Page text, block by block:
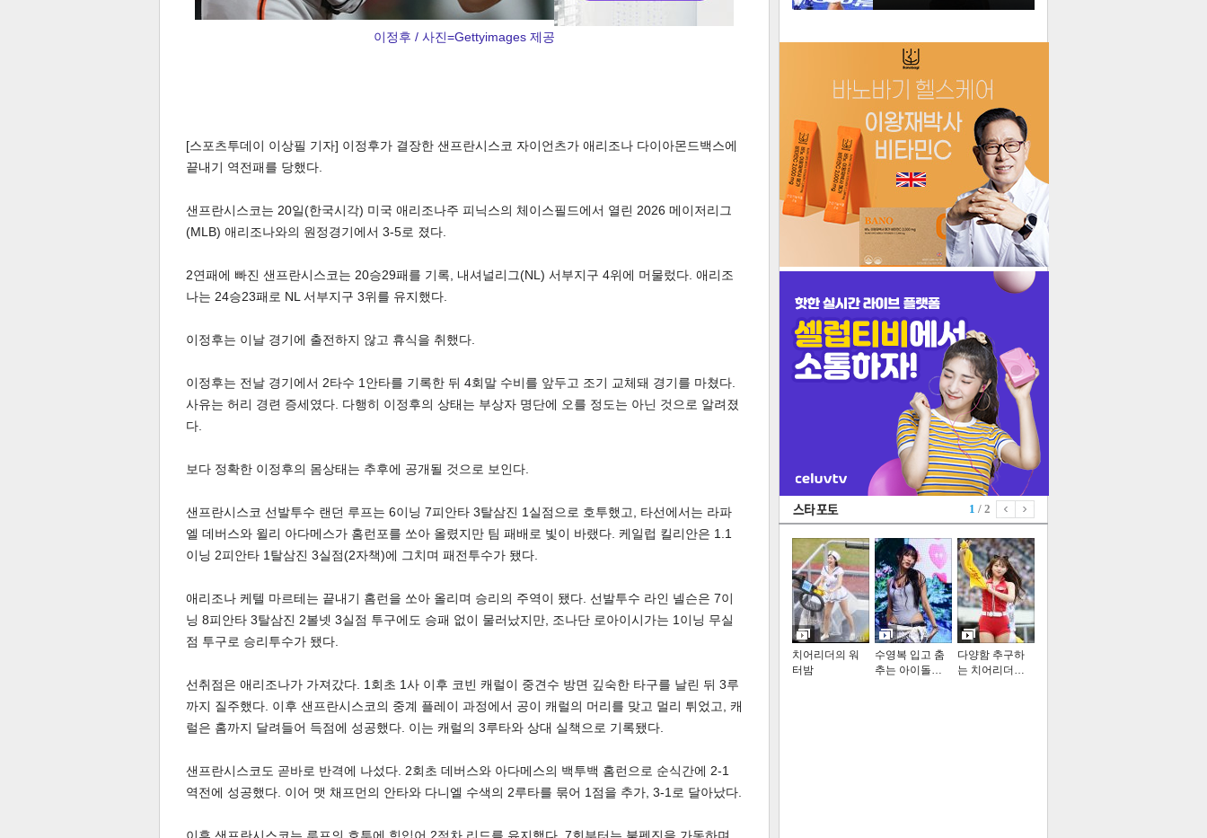
페이 트위 밴드 네이
댓글 url 복
이정후 / 사진=Gettyimages 제공
[스포츠투데이 이상필 기자] 이정후가 결장한 샌프란시스코 자이언츠가 애리조나 다이아몬드백스에
끝내기 역전패를 당했다.
샌프란시스코는 20일(한국시각) 미국 애리조나주 피닉스의 체이스필드에서 열린 2026 메이저리그
(MLB) 애리조나와의 원정경기에서 3-5로 졌다.
2연패에 빠진 샌프란시스코는 20승29패를 기록, 내셔널리그(NL) 서부지구 4위에 머물렀다. 애리조
나는 24승23패로 NL 서부지구 3위를 유지했다.
이정후는 이날 경기에 출전하지 않고 휴식을 취했다.
이정후는 전날 경기에서 2타수 1안타를 기록한 뒤 4회말 수비를 앞두고 조기 교체돼 경기를 마쳤다.
사유는 허리 경련 증세였다. 다행히 이정후의 상태는 부상자 명단에 오를 정도는 아닌 것으로 알려졌
다.
보다 정확한 이정후의 몸상태는 추후에 공개될 것으로 보인다.
샌프란시스코 선발투수 랜던 루프는 6이닝 7피안타 3탈삼진 1실점으로 호투했고, 타선에서는 라파
엘 데버스와 윌리 아다메스가 홈런포를 쏘아 올렸지만 팀 패배로 빛이 바랬다. 케일럽 킬리안은 1.1
이닝 2피안타 1탈삼진 3실점(2자책)에 그치며 패전투수가 됐다.
애리조나 케텔 마르테는 끝내기 홈런을 쏘아 올리며 승리의 주역이 됐다. 선발투수 라인 넬슨은 7이
닝 8피안타 3탈삼진 2볼넷 3실점 투구에도 승패 없이 물러났지만, 조나단 로아이시가는 1이닝 무실
점 투구로 승리투수가 됐다.
선취점은 애리조나가 가져갔다. 1회초 1사 이후 코빈 캐럴이 중견수 방면 깊숙한 타구를 날린 뒤 3루
까지 질주했다. 이후 샌프란시스코의 중계 플레이 과정에서 공이 캐럴의 머리를 맞고 멀리 튀었고, 캐
럴은 홈까지 달려들어 득점에 성공했다. 이는 캐럴의 3루타와 상대 실책으로 기록됐다.
샌프란시스코도 곧바로 반격에 나섰다. 2회초 데버스와 아다메스의 백투백 홈런으로 순식간에 2-1
역전에 성공했다. 이어 맷 채프먼의 안타와 다니엘 수색의 2루타를 묶어 1점을 추가, 3-1로 달아났다.
2
더보기
인기포토
1 / 2
치어리더의 워
터밤
수영복 입고 춤
추는 아이돌…
다양함 추구하
는 치어리더…